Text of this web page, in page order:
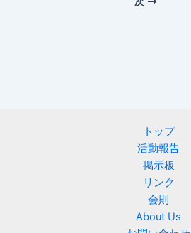
トップ
活動報告
掲示板
リンク
会則
About Us